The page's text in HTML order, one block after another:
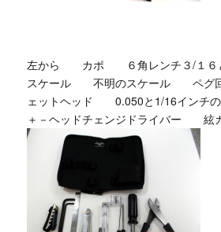
左から カポ ６角レンチ３/１
スケール 不明のスケール ペグ
ェットヘッド 0.050と1/16イン
＋－ヘッドチェンジドライバー 絃カ